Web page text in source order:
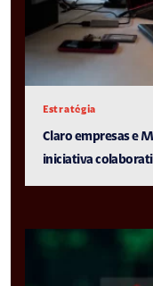
Estratégia
Claro empresas e
iniciativa